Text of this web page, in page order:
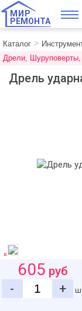
МИР
РЕМОНТА
Каталог
Дрели, Шуруповерты,
Дрель
605 руб
-
+